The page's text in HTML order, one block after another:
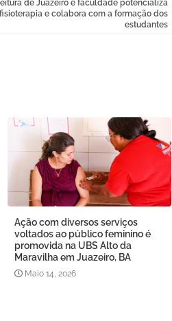
de Juazeiro e faculdade potencializa
e colabora com a formação dos
estudantes
Ação com diversos serviços
voltados ao público feminino é
promovida na UBS Alto da
Maravilha em Juazeiro, BA
Maio 14, 2026